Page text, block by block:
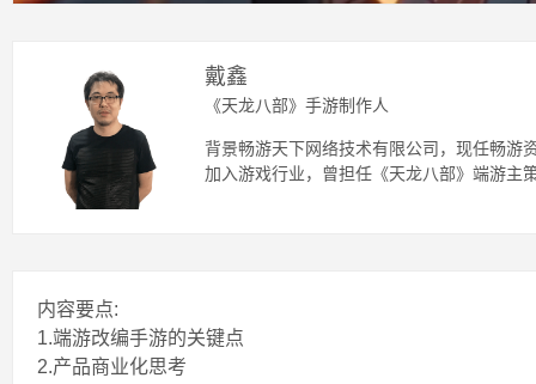
戴鑫
《天龙八部》手游制作人
背景畅游天下网络技术有限公司，现任畅游
加入游戏行业，曾担任《天龙八部》端游主
内容要点:
1.端游改编手游的关键点
2.产品商业化思考